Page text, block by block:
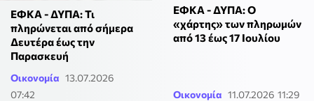
ΕΦΚΑ - ΔΥΠΑ: Τι
πληρώνεται από σήμερα
Δευτέρα έως την
Παρασκευή
Οικονομία 13.07.2026
07:42
ΕΦΚΑ - ΔΥΠΑ: Ο
«χάρτης» των πληρωμών
από 13 έως 17 Ιουλίου
Οικονομία 11.07.2026 11:29